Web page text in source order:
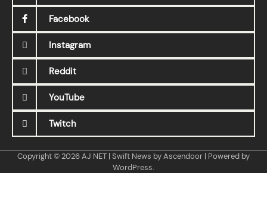
Facebook
Instagram
Reddit
YouTube
Twitch
Copyright © 2026AJ NET | Swift News byAscendoor | Powered by
WordPress.